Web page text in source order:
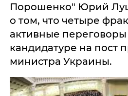
Порошенко" Юрий
о том, что четыре
активные
кандидатуре на пост
министра Украины.